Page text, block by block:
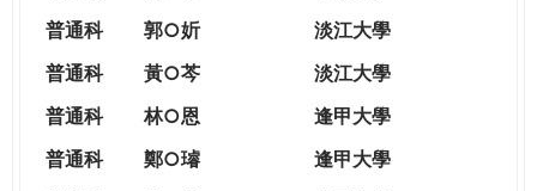
普通科
郭○妡
淡江大學
普通科
黃○芩
淡江大學
普通科
林○恩
逢甲大學
普通科
鄭○璿
逢甲大學